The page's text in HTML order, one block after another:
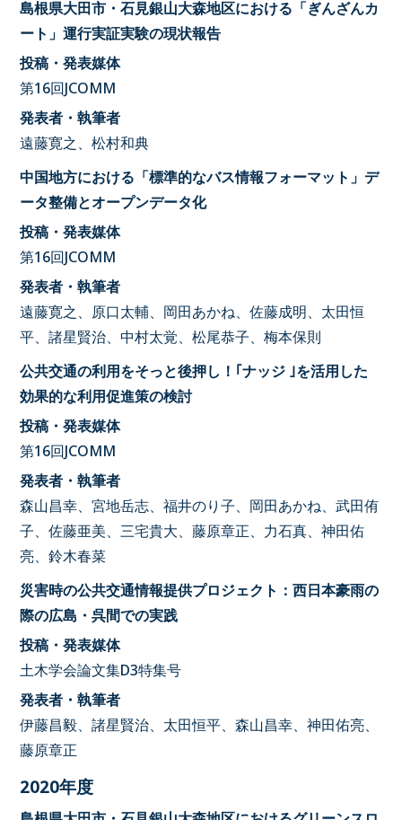
島根県大田市・石見銀山大森地区における「ぎんざんカ
ート」運行実証実験の現状報告
投稿・発表媒体
第16回JCOMM
発表者・執筆者
遠藤寛之、松村和典
中国地方における「標準的なバス情報フォーマット」デ
ータ整備とオープンデータ化
投稿・発表媒体
第16回JCOMM
発表者・執筆者
遠藤寛之、原口太輔、岡田あかね、佐藤成明、太田恒
平、諸星賢治、中村太覚、松尾恭子、梅本保則
公共交通の利用をそっと後押し！｢ナッジ ｣を活用した
効果的な利用促進策の検討
投稿・発表媒体
第16回JCOMM
発表者・執筆者
森山昌幸、宮地岳志、福井のり子、岡田あかね、武田侑
子、佐藤亜美、三宅貴大、藤原章正、力石真、神田佑
亮、鈴木春菜
災害時の公共交通情報提供プロジェクト：西日本豪雨の
際の広島・呉間での実践
投稿・発表媒体
土木学会論文集D3特集号
発表者・執筆者
伊藤昌毅、諸星賢治、太田恒平、森山昌幸、神田佑亮、
藤原章正
2020年度